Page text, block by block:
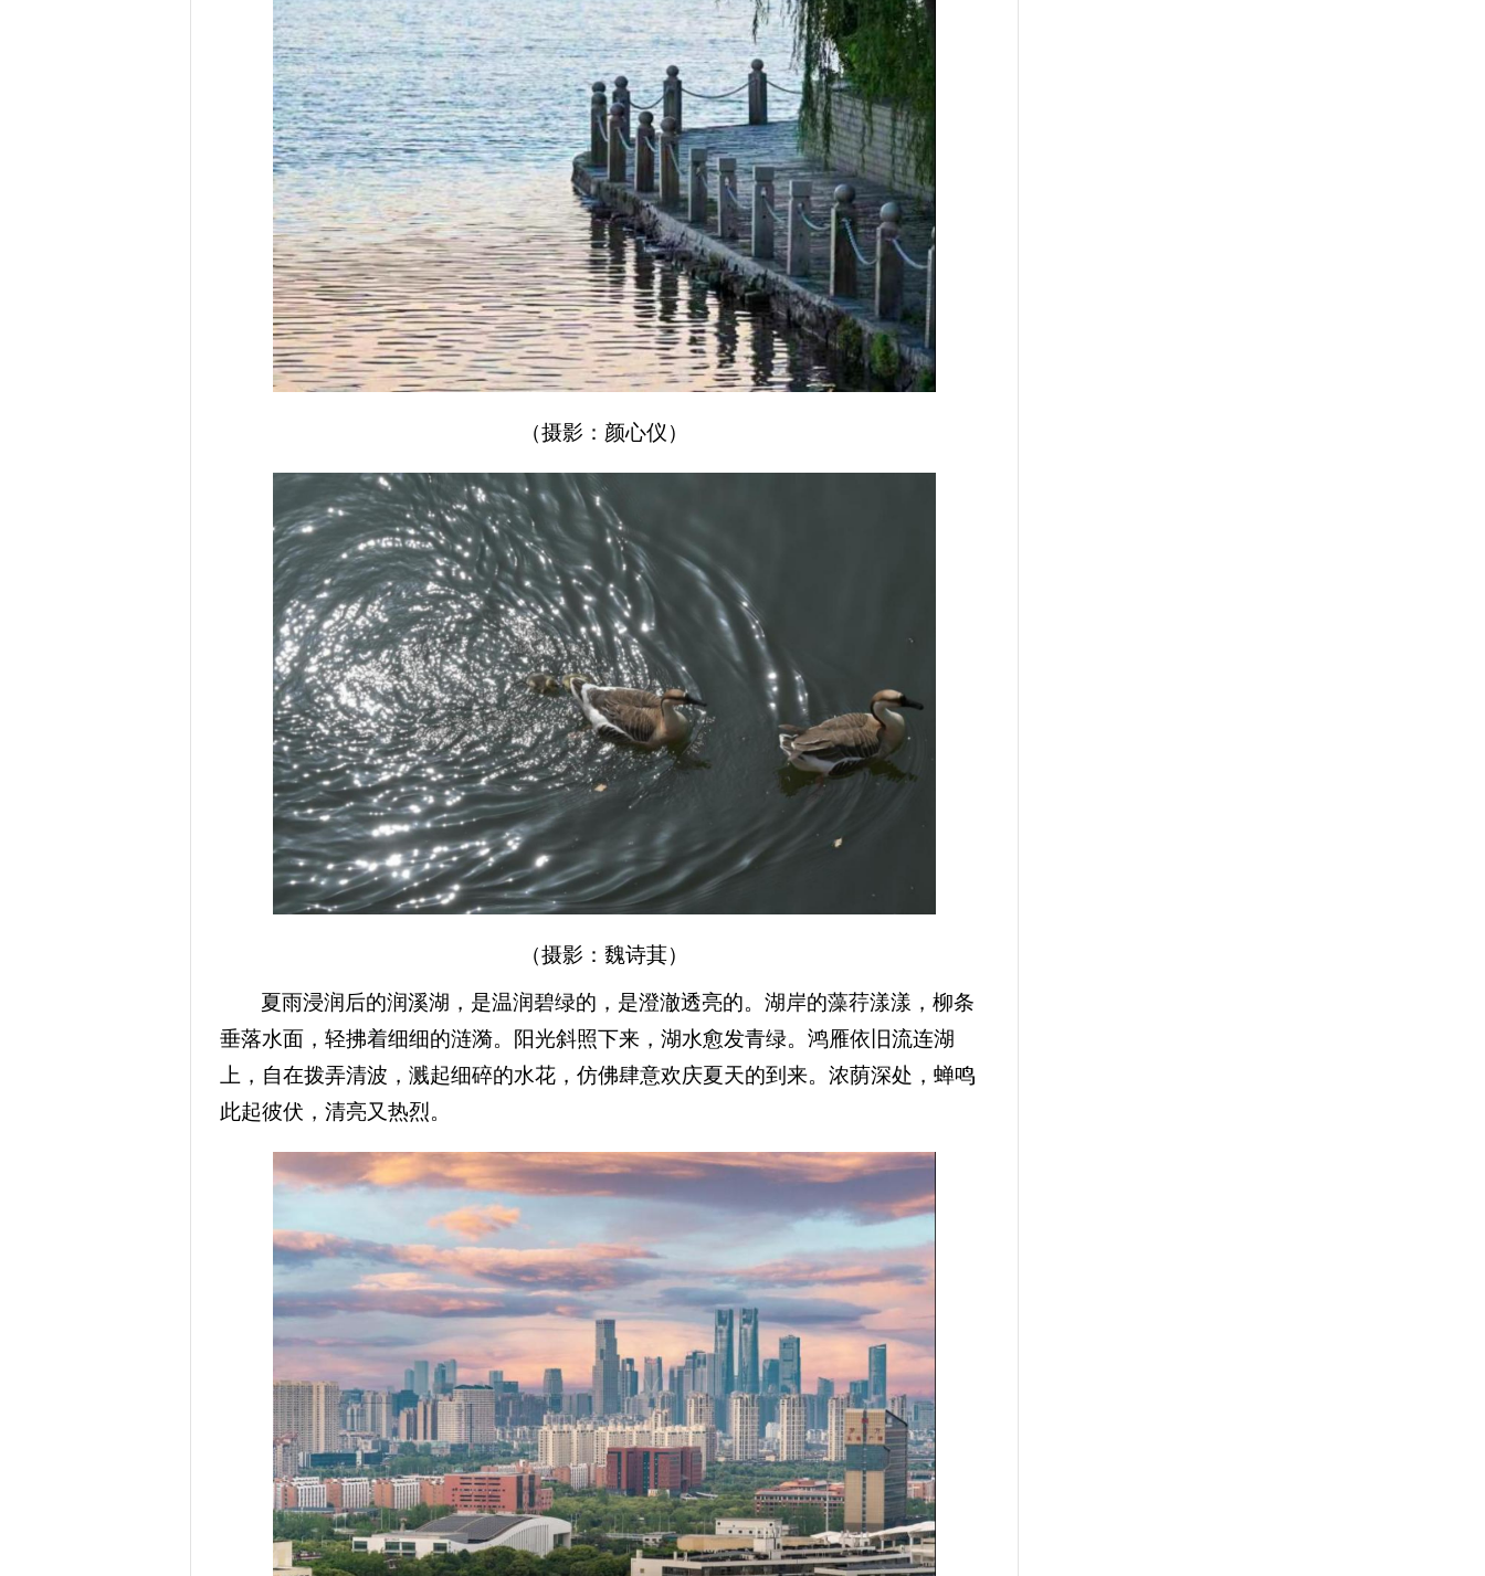
（摄影：颜心仪）
（摄影：魏诗萁）
夏雨浸润后的润溪湖，是温润碧绿的，是澄澈透亮的。湖岸的藻荇漾漾，柳条
垂落水面，轻拂着细细的涟漪。阳光斜照下来，湖水愈发青绿。鸿雁依旧流连湖
上，自在拨弄清波，溅起细碎的水花，仿佛肆意欢庆夏天的到来。浓荫深处，蝉鸣
此起彼伏，清亮又热烈。